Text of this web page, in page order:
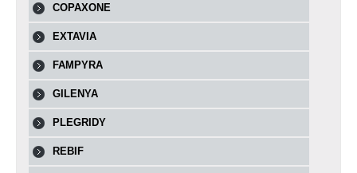
COPAXONE
EXTAVIA
FAMPYRA
GILENYA
PLEGRIDY
REBIF